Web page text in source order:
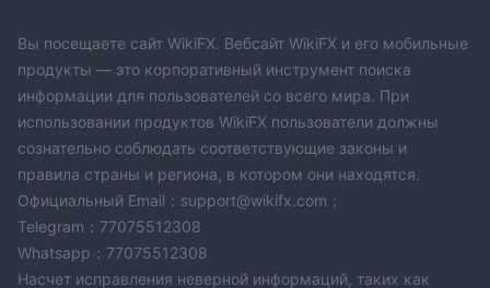
Вы посещаете сайт WikiFX. Вебсайт WikiFX и его мобильные
продукты — это корпоративный инструмент поиска
информации для пользователей со всего мира. При
использовании продуктов WikiFX пользователи должны
сознательно соблюдать соответствующие законы и
правила страны и региона, в котором они находятся.
Официальный Email：support@wikifx.com；
Telegram：77075512308
Whatsapp：77075512308
Насчет исправления неверной информаций, таких как